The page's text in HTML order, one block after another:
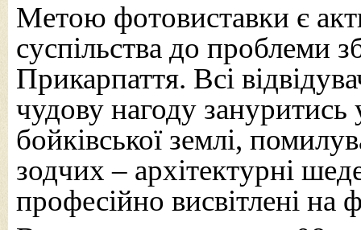
Метою фотовиставки є
суспільства до проблеми
Прикарпаття. Всі
чудову нагоду зануритись
бойківської землі,
зодчих – архітектурні
професійно висвітлені на